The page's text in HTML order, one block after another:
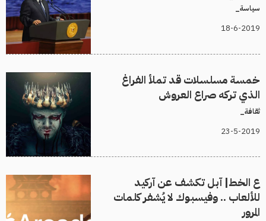
سياسة_
18-6-2019
خمسة مسلسلات قد تملأ الفراغ
الذي تركه صراع العروش
ثقافة_
23-5-2019
ع الخط| آبل تكشف عن آركيد
للألعاب .. وفيسبوك لا يُشفر كلمات
المرور